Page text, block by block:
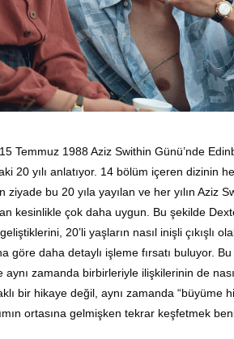
Temmuz 1988 Aziz Swithin Günü’nde
20 yılı anlatıyor. 14 bölüm içeren dizinin
ziyade bu 20 yıla yayılan ve her yılın Aziz
kesinlikle çok daha uygun. Bu şekilde
20’li yaşların nasıl inişli çıkışlı
göre daha detaylı işleme fırsatı buluyor.
zamanda birbirleriyle ilişkilerinin de
bir hikaye değil, aynı zamanda “büyüme
ortasına gelmişken tekrar keşfetmek